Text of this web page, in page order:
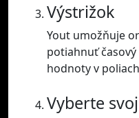
Výstrižok
Yout umožňuje
potiahnuť
hodnoty v poliach
Vyberte